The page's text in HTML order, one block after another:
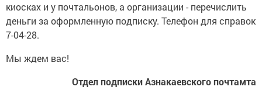
киосках и у почтальонов, а организации - перечислить
деньги за оформленную подписку. Телефон для справок
7-04-28.
Мы ждем вас!
Отдел подписки Азнакаевского почтамта